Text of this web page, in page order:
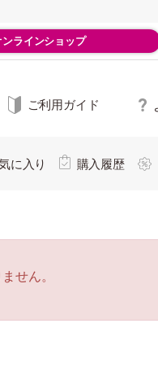
ンラインショップ
ご利用ガイド
に入り 購入履歴
せん。